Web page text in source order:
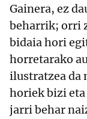
Gainera, ez
beharrik; orri
bidaia hori
horretarako
ilustratzea da
horiek bizi
jarri behar